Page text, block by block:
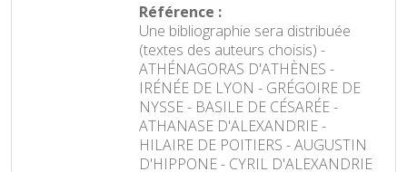
Référence :
Une bibliographie sera distribuée
(textes des auteurs choisis) -
ATHÉNAGORAS D'ATHÈNES -
IRÉNÉE DE LYON - GRÉGOIRE DE
NYSSE - BASILE DE CÉSARÉE -
ATHANASE D'ALEXANDRIE -
HILAIRE DE POITIERS - AUGUSTIN
D'HIPPONE - CYRIL D'ALEXANDRIE